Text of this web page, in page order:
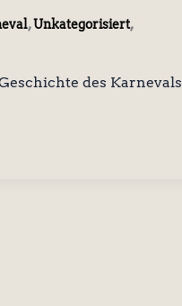
,Unkategorisiert,
des Karnevals